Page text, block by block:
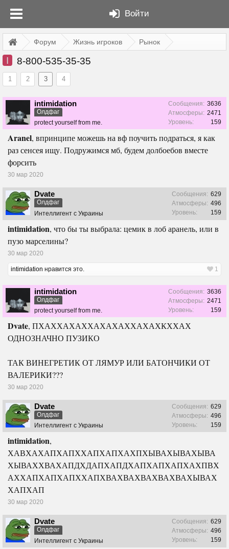
Войти
Форум Жизнь игроков Рынок
I 8-800-535-35-35
1 2 3 4
intimidation
Олдфаг
protect yourself from me.
Сообщения: 3636
Атмосферы: 2471
Уровень:
159
Aranel, впринципе можешь на вф поучить подраться, я как
раз сенсея ищу. Подружимся мб, будем долбоебов вместе
форсить
30 мар 2020
Dvate
Олдфаг
Интеллигент с Украины
Сообщения: 629
Атмосферы: 496
Уровень:
159
intimidation, что бы ты выбрала: цемик в лоб аранель, или в
пузо марселины?
30 мар 2020
intimidation нравится это. 1
intimidation
Олдфаг
protect yourself from me.
Сообщения: 3636
Атмосферы: 2471
Уровень:
159
Dvate, ПХАХХАХАХХАХАХАХХАХАХКХХАХ
ОДНОЗНАЧНО ПУЗИКО
ТАК ВИНЕГРЕТИК ОТ ЛЯМУР ИЛИ БАТОНЧИКИ ОТ
ВАЛЕРИКИ???
30 мар 2020
Dvate
Олдфаг
Интеллигент с Украины
Сообщения: 629
Атмосферы: 496
Уровень:
159
intimidation,
ХАВХАХАПХАПХХАПХАПХАХПХЫВАХЫВАХЫВА
ХЫВАХХВАХАПДХДАПХАПДХАПХАПХАПХАХПВХ
АХХАПХАПХАПХХАПХВАХВАХВАХВАХВАХЫВАХ
ХАПХАП
30 мар 2020
Dvate
Олдфаг
Интеллигент с Украины
Сообщения: 629
Атмосферы: 496
Уровень:
159